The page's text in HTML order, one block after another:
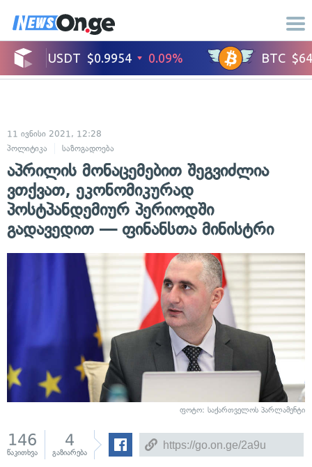
11 ივნისი 2021, 12:28
პოლიტიკა
საზოგადოება
აპრილის მონაცემებით შეგვიძლია
ვთქვათ, ეკონომიკურად
პოსტპანდემიურ პერიოდში
გადავედით — ფინანსთა მინისტრი
ფოტო: საქართველოს პარლამენტი
146
წაკითხვა
4
გაზიარება